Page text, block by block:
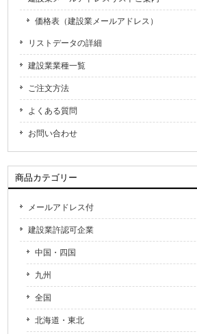
価格表（建設業メールアドレス）
リストデータの詳細
建設業業種一覧
ご注文方法
よくある質問
お問い合わせ
商品カテゴリー
メールアドレス付
建設業許認可企業
中国・四国
九州
全国
北海道・東北